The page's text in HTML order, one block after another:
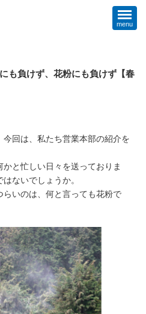
menu
も負けず、花粉にも負けず【春
回は、私たち営業本部の紹介を
と忙しい日々を送っておりま
ないでしょうか。
らいのは、何と言っても花粉で